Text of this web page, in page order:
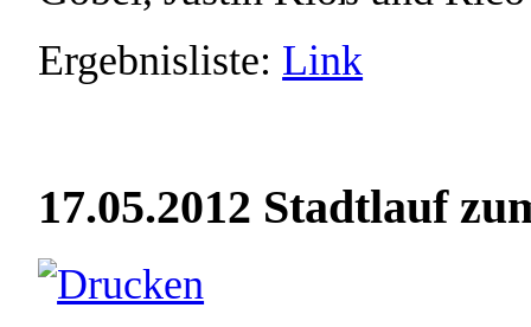
Ergebnisliste: Link
17.05.2012 Stadtlauf